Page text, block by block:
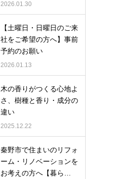
2026.01.30
【土曜日・日曜日のご来
社をご希望の方へ】事前
予約のお願い
2026.01.13
木の香りがつくる心地よ
さ、樹種と香り・成分の
違い
2025.12.22
秦野市で住まいのリフォ
ーム・リノベーションを
お考えの方へ【暮ら…